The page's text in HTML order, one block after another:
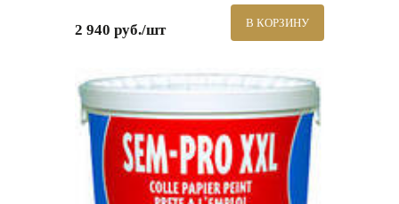
2 940 руб./шт В КОРЗИНУ